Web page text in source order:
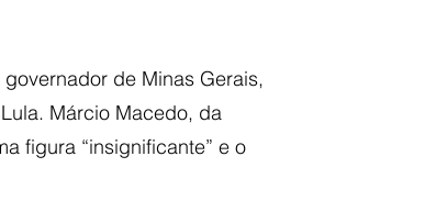
de Minas Gerais,
Márcio Macedo, da
figura “insignificante” e o